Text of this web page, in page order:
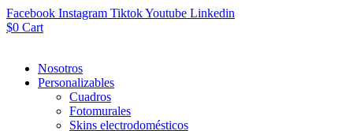
Facebook Instagram TiktokYoutube Linkedin
$0 Cart
Nosotros
Personalizables
Cuadros
Fotomurales
Skins electrodomésticos